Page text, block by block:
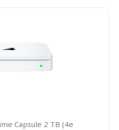
Capsule 2 TB (4e